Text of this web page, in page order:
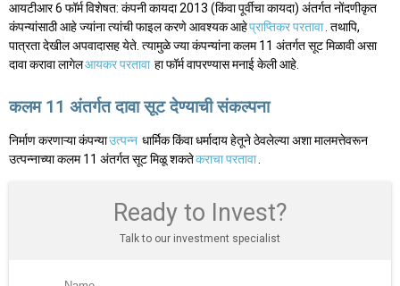
आयटीआर 6 फॉर्म विशेषत: कंपनी कायदा 2013 (किंवा पूर्वीचा कायदा) अंतर्गत नोंदणीकृत
कंपन्यांसाठी आहे ज्यांना त्यांची फाइल करणे आवश्यक आहेप्राप्तिकर परतावा . तथापि,
पात्रता देखील अपवादासह येते. त्यामुळे ज्या कंपन्यांना कलम 11 अंतर्गत सूट मिळावी असा
दावा करावा लागेलआयकर परतावा हा फॉर्म वापरण्यास मनाई केली आहे.
कलम 11 अंतर्गत दावा सूट देण्याची संकल्पना
निर्माण करणाऱ्या कंपन्याउत्पन्न धार्मिक किंवा धर्मादाय हेतूने ठेवलेल्या अशा मालमत्तेवरून
उत्पन्नाच्या कलम 11 अंतर्गत सूट मिळू शकतेकराचा परतावा
Ready to Invest?
Talk to our investment specialist